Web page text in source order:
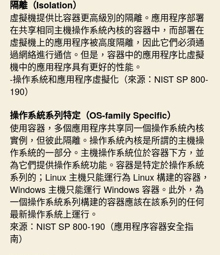
隔離（Isolation）
虛擬機提供比容器更高級別的隔離。應用程序部署
在共享相同主機操作系統內核的容器中，而部署在
虛擬機上的應用程序被高度隔離，因此它們必須通
過網絡進行通信。但是，容器中的應用程序比虛擬
機中的應用程序具有更好的性能。
-操作系統和應用程序虛擬化（來源：NIST SP 800-
190）
操作系統系列特定（OS-family Specific）
使用容器，多個應用程序共享同一個操作系統內核
實例，但彼此隔離。操作系統內核是所謂的主機操
作系統的一部分。主機操作系統位於容器下方，並
為它們提供操作系統功能。容器是特定於操作系統
系列的；Linux 主機只能運行為 Linux 構建的容器，
Windows 主機只能運行 Windows 容器。此外，為
一個操作系統系列構建的容器應該在該系列的任何
最新操作系統上運行。
來源：NIST SP 800-190（應用程序容器安全指
南）